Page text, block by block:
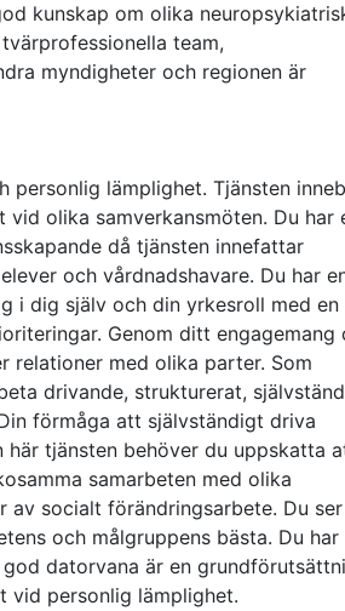
kunskap om olika
team,
myndigheter och regionen är
lämplighet. Tjänsten
olika samverkansmöten. Du har
då tjänsten innefattar
och vårdnadshavare. Du har
i dig själv och din yrkesroll med en
Genom ditt engagemang
relationer med olika parter. Som
drivande, strukturerat,
förmåga att självständigt driva
tjänsten behöver du uppskatta
samarbeten med olika
av socialt förändringsarbete. Du
och målgruppens bästa. Du har
datorvana är en
vid personlig lämplighet.